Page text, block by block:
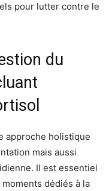
pour lutter contre le
du
approche holistique
mais aussi
Il est essentiel
dédiés à la